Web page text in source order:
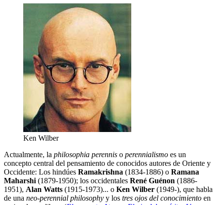
Ken Wilber
Actualmente, la philosophia perennis o perennialismo es un
concepto central del pensamiento de conocidos autores de Oriente y
Occidente: Los hindúes Ramakrishna (1834-1886) o Ramana
Maharshi (1879-1950); los occidentales René Guénon (1886-
1951), Alan Watts (1915-1973)... o Ken Wilber (1949-), que habla
de una neo-perennial philosophy y los tres ojos del conocimiento en